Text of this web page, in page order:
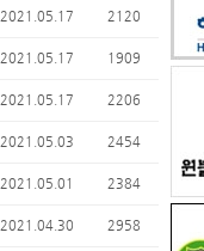
2021.05.17 2120
2021.05.17 1909
2021.05.17 2206
2021.05.03 2454
2021.05.01 2384
2021.04.30 2958